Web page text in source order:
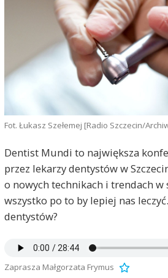
Fot. Łukasz Szełemej [Radio Szczecin/
Dentist Mundi to największa
przez lekarzy dentystów w
o nowych technikach i trendach
wszystko po to by lepiej nas
dentystów?
Zaprasza Małgorzata Frymus